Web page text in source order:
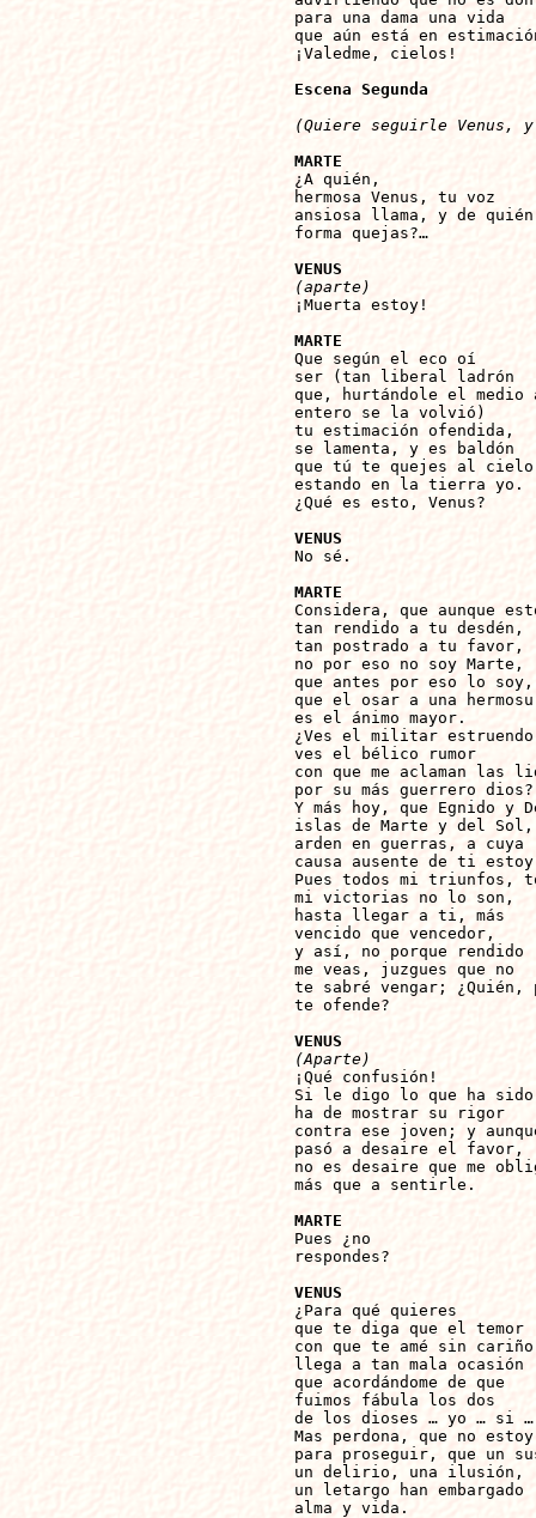
para una dama una vida
que aún está en
¡Valedme, cielos!
Escena Segunda
(Quiere seguirle Venus,
MARTE
¿A quién,
hermosa Venus, tu voz
ansiosa llama, y de quién
forma quejas?…
VENUS
(aparte)
¡Muerta estoy!
MARTE
Que según el eco oí
ser (tan liberal ladrón
que, hurtándole el medio
entero se la volvió)
tu estimación ofendida,
se lamenta, y es baldón
que tú te quejes al
estando en la tierra yo.
¿Qué es esto, Venus?
VENUS
No sé.
MARTE
Considera, que aunque
tan rendido a tu desdén,
tan postrado a tu favor,
no por eso no soy Marte,
que antes por eso lo soy,
que el osar a una
es el ánimo mayor.
¿Ves el militar
ves el bélico rumor
con que me aclaman las
por su más guerrero dios?
Y más hoy, que Egnido y
islas de Marte y del Sol,
arden en guerras, a cuya
causa ausente de ti
Pues todos mi triunfos,
mi victorias no lo son,
hasta llegar a ti, más
vencido que vencedor,
y así, no porque rendido
me veas, juzgues que no
te sabré vengar; ¿Quién,
te ofende?
VENUS
(Aparte)
¡Qué confusión!
Si le digo lo que ha
ha de mostrar su rigor
contra ese joven; y
pasó a desaire el favor,
no es desaire que me
más que a sentirle.
MARTE
Pues ¿no
respondes?
VENUS
¿Para qué quieres
que te diga que el temor
con que te amé sin
llega a tan mala ocasión
que acordándome de que
fuimos fábula los dos
de los dioses … yo … si …
Mas perdona, que no estoy
para proseguir, que un
un delirio, una ilusión,
un letargo han embargado
alma y vida.